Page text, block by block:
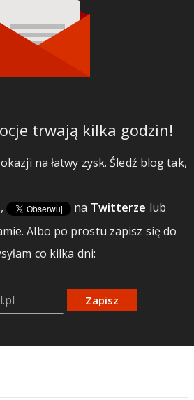
trwają kilka godzin!
na łatwy zysk. Śledź blog tak,
, na Twitterze lub
Albo po prostu zapisz się do
co kilka dni:
Zapisz